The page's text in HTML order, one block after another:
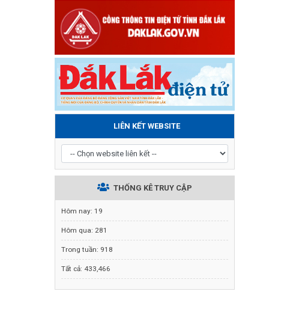
LIÊN KẾT WEBSITE
THỐNG KÊ TRUY CẬP
Hôm nay: 19
Hôm qua: 281
Trong tuần: 918
Tất cả: 433,466